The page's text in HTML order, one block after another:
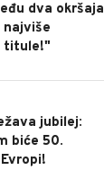
dva okršaja
najviše
titule!"
jubilej:
biće 50.